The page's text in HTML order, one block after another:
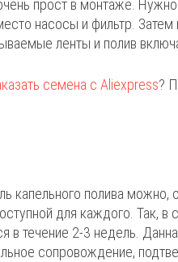
прост в монтаже.
насосы и фильтр.
ленты и полив
семена с Aliexpress?
капельного полива
для каждого. Так,
в течение 2-3 недель.
сопровождение,